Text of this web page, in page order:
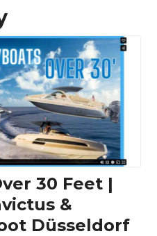
30 Feet |
&
Düsseldorf